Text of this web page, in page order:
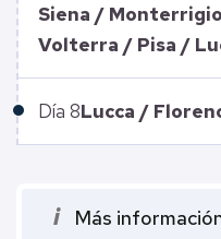
Siena /
Volterra / Pisa /
Día 8Lucca /
i
Más